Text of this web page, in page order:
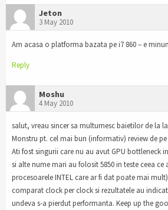
Jeton
3 May 2010
Am acasa o platforma bazata pe i7 860 – e
Reply
Moshu
4 May 2010
salut, vreau sincer sa multumesc baietilor de la
Monstru pt. cel mai bun (informativ) review de
Ati fost singurii care nu au avut GPU bottleneck
si alte nume mari au folosit 5850 in teste ceea ce
procesoarele INTEL care ar fi dat poate mai
comparat clock per clock si rezultatele au
undeva s-a pierdut performanta. Keep up the